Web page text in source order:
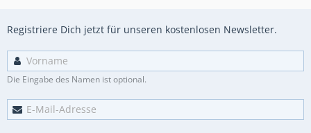
Registriere Dich jetzt für unseren kostenlosen Newsletter.
Die Eingabe des Namen ist optional.